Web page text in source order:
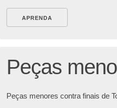
APRENDA
Peças
Peças menores contra finais de